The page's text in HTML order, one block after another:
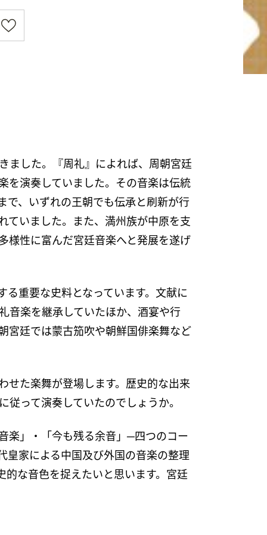
ました。『周礼』によれば、周朝宮廷
を演奏していました。その音楽は伝統
で、いずれの王朝でも伝承と刷新が行
ていました。また、満州族が中原を支
様性に富んだ宮廷音楽へと発展を遂げ
重要な史料となっています。文献に
音楽を継承していたほか、酒宴や行
宮廷では蒙古笳吹や朝鮮国俳楽舞など
せた楽舞が登場します。歴史的な出来
って演奏していたのでしょうか。
楽」・「今も残る余音」─四つのコー
皇家による中国及び外国の音楽の整理
的な音色を捉えたいと思います。宮廷